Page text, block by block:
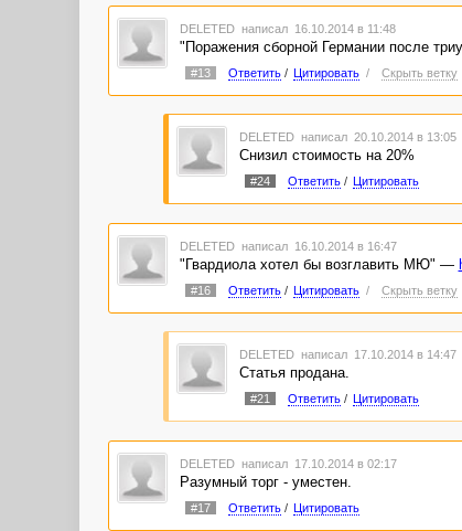
DELETED написал 16.10.2014 в 11:48
"Поражения сборной Германии после
#13 Ответить/ Цитировать / Скрыть ветку
DELETED написал 20.10.2014 в 13:05
Снизил стоимость на 20%
#24 Ответить/ Цитировать
DELETED написал 16.10.2014 в 16:47
"Гвардиола хотел бы возглавить МЮ" —
#16 Ответить/ Цитировать / Скрыть ветку
DELETED написал 17.10.2014 в 14:47
Статья продана.
#21 Ответить/ Цитировать
DELETED написал 17.10.2014 в 02:17
Разумный торг - уместен.
#17 Ответить/ Цитировать